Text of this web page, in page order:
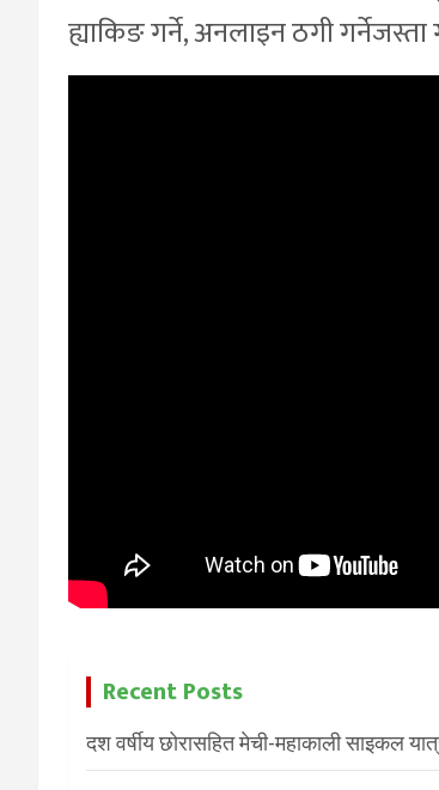
ह्याकिङ गर्ने, अनलाइन ठगी गर्नेजस्ता
Recent Posts
दश वर्षीय छोरासहित मेची-महाकाली साइकल